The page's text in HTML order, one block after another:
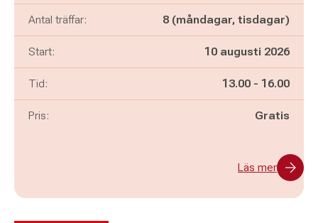
Antal träffar: 8 (måndagar, tisdagar)
Start: 10 augusti 2026
Tid: Pågår mellan
13.00 - och
16.00
Pris: Gratis
Läs mer